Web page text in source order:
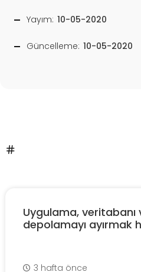
Yayım: 10-05-2020
Güncelleme: 10-05-2020
Uygulama, veritabanı
depolamayı ayırmak
3 hafta önce